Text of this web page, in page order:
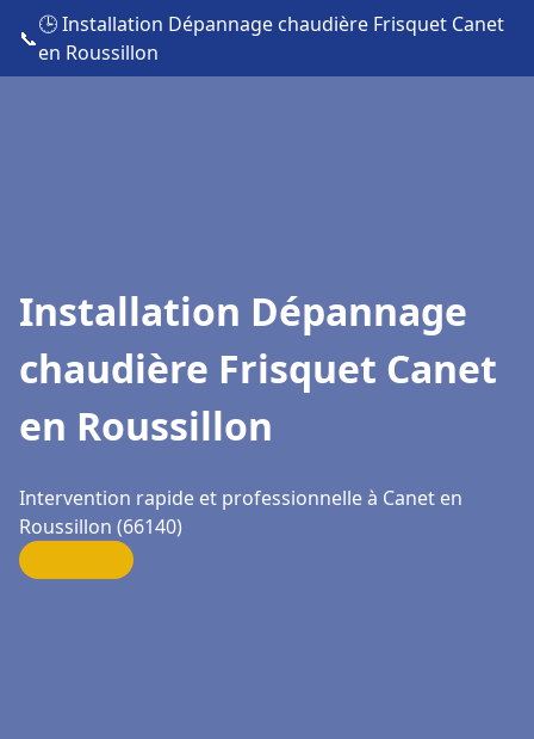
📞
🕒 Installation Dépannage chaudière Frisquet Canet
en Roussillon
Installation Dépannage
chaudière Frisquet Canet
en Roussillon
Intervention rapide et professionnelle à Canet en
Roussillon (66140)